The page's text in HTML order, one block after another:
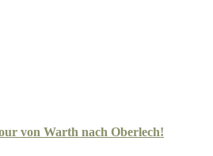
von Warth nach Oberlech!